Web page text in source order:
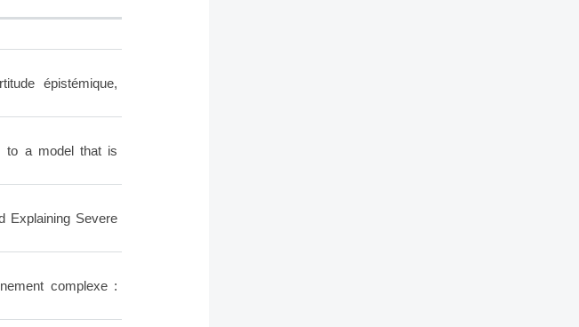
épistémique,
to a model that is
Explaining Severe
complexe :